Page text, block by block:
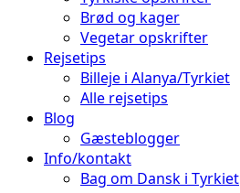
Brød og kager
Vegetar opskrifter
Rejsetips
Billeje i Alanya/Tyrkiet
Alle rejsetips
Blog
Gæsteblogger
Info/kontakt
Bag om Dansk i Tyrkiet